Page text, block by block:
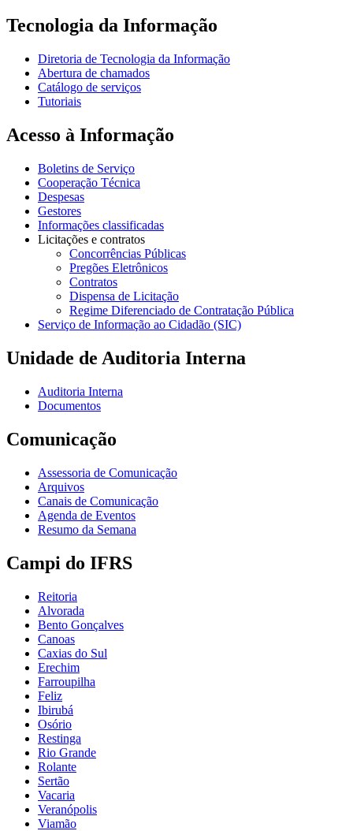
Tecnologia da Informação
Diretoria de Tecnologia da Informação
Abertura de chamados
Catálogo de serviços
Tutoriais
Acesso à Informação
Boletins de Serviço
Cooperação Técnica
Despesas
Gestores
Informações classificadas
Licitações e contratos
Concorrências Públicas
Pregões Eletrônicos
Contratos
Dispensa de Licitação
Regime Diferenciado de Contratação Pública
Serviço de Informação ao Cidadão (SIC)
Unidade de Auditoria Interna
Auditoria Interna
Documentos
Comunicação
Assessoria de Comunicação
Arquivos
Canais de Comunicação
Agenda de Eventos
Resumo da Semana
Campi do IFRS
Reitoria
Alvorada
Bento Gonçalves
Canoas
Caxias do Sul
Erechim
Farroupilha
Feliz
Ibirubá
Osório
Restinga
Rio Grande
Rolante
Sertão
Vacaria
Veranópolis
Viamão